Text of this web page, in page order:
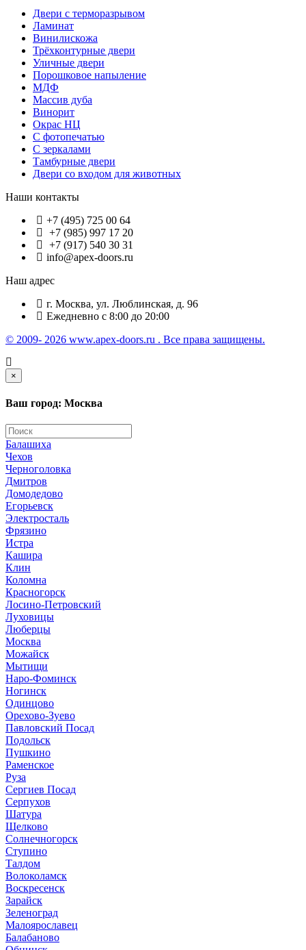
Двери с терморазрывом
Ламинат
Винилискожа
Трёхконтурные двери
Уличные двери
Порошковое напыление
МДФ
Массив дуба
Винорит
Окрас НЦ
С фотопечатью
С зеркалами
Тамбурные двери
Двери со входом для животных
Наши контакты
+7 (495) 725 00 64
+7 (985) 997 17 20
+7 (917) 540 30 31
info@apex-doors.ru
Наш адрес
г. Москва, ул. Люблинская, д. 96
Ежедневно с 8:00 до 20:00
© 2009- 2026 www.apex-doors.ru . Все права защищены.
×
Ваш город: Москва
Балашиха
Чехов
Черноголовка
Дмитров
Домодедово
Егорьевск
Электросталь
Фрязино
Истра
Кашира
Клин
Коломна
Красногорск
Лосино-Петровский
Луховицы
Люберцы
Москва
Можайск
Мытищи
Наро-Фоминск
Ногинск
Одинцово
Орехово-Зуево
Павловский Посад
Подольск
Пушкино
Раменское
Руза
Сергиев Посад
Серпухов
Шатура
Щелково
Солнечногорск
Ступино
Талдом
Волоколамск
Воскресенск
Зарайск
Зеленоград
Малоярославец
Балабаново